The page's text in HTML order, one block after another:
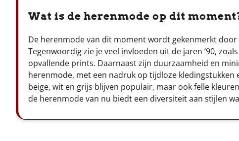
Wat is de herenmode op dit
De herenmode van dit moment wordt gekenmerkt
Tegenwoordig zie je veel invloeden uit de jaren ’90,
opvallende prints. Daarnaast zijn duurzaamheid en
herenmode, met een nadruk op tijdloze
beige, wit en grijs blijven populair, maar ook felle
de herenmode van nu biedt een diversiteit aan stijlen